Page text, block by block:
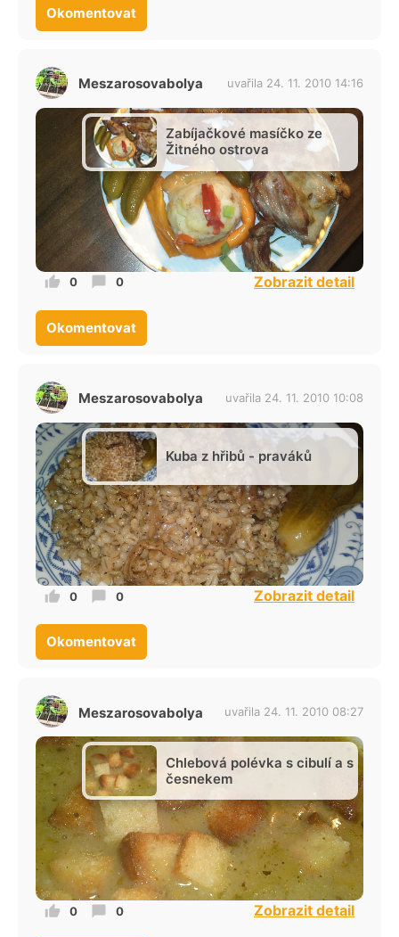
Okomentovat
Meszarosovabolya uvařila 24. 11. 2010 14:16
Zabíjačkové masíčko ze
Žitného ostrova
0 0 Zobrazit detail
Okomentovat
Meszarosovabolya uvařila 24. 11. 2010 10:08
Kuba z hřibů - praváků
0 0 Zobrazit detail
Okomentovat
Meszarosovabolya uvařila 24. 11. 2010 08:27
Chlebová polévka s cibulí a s
česnekem
0 0 Zobrazit detail